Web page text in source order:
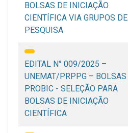
BOLSAS DE INICIAÇÃO
CIENTÍFICA VIA GRUPOS DE
PESQUISA
EDITAL N° 009/2025 –
UNEMAT/PRPPG – BOLSAS
PROBIC - SELEÇÃO PARA
BOLSAS DE INICIAÇÃO
CIENTÍFICA